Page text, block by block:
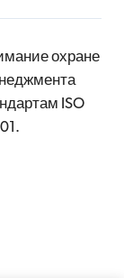
охране
ISO